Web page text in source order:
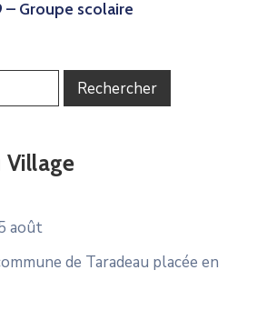
– Groupe scolaire
Village
août
de Taradeau placée en